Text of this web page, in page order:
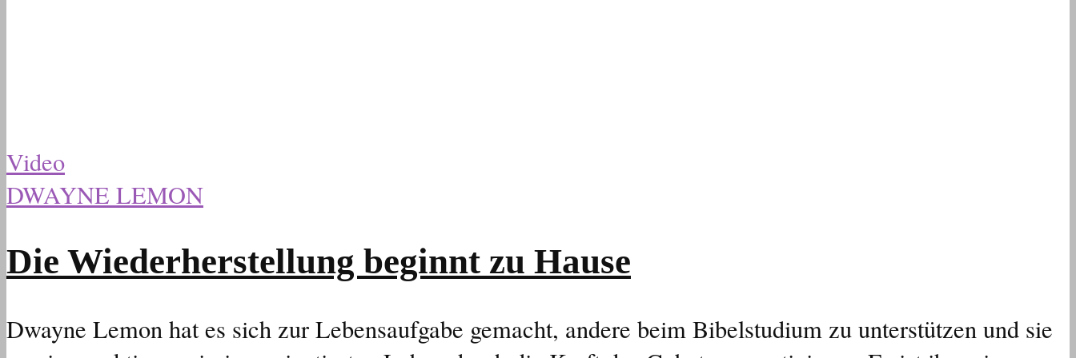
Video
DWAYNE LEMON
Die Wiederherstellung beginnt zu Hause
Dwayne Lemon hat es sich zur Lebensaufgabe gemacht, andere beim Bibelstudium zu unterstützen und sie